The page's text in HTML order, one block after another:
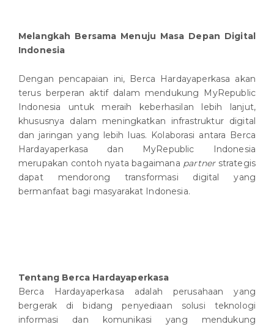
Melangkah Bersama Menuju Masa Depan Digital
Indonesia
Dengan pencapaian ini, Berca Hardayaperkasa akan
terus berperan aktif dalam mendukung MyRepublic
Indonesia untuk meraih keberhasilan lebih lanjut,
khususnya dalam meningkatkan infrastruktur digital
dan jaringan yang lebih luas. Kolaborasi antara Berca
Hardayaperkasa dan MyRepublic Indonesia
merupakan contoh nyata bagaimana partnerstrategis
dapat mendorong transformasi digital yang
bermanfaat bagi masyarakat Indonesia.
Tentang Berca Hardayaperkasa
Berca Hardayaperkasa adalah perusahaan yang
bergerak di bidang penyediaan solusi teknologi
informasi dan komunikasi yang mendukung